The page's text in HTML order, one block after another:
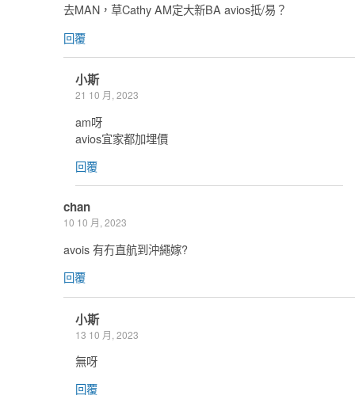
去MAN，草Cathy AM定大新BA avios抵/易？
回覆
小斯
21 10 月, 2023
am呀
avios宜家都加埋價
回覆
chan
10 10 月, 2023
avois 有冇直航到沖繩嫁?
回覆
小斯
13 10 月, 2023
無呀
回覆